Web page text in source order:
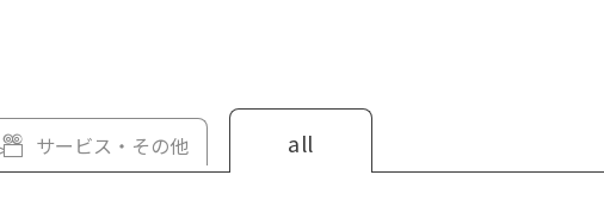
サービス・その他 all